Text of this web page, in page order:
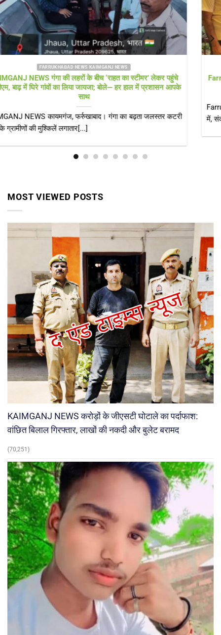
FARRUKHABAD NEWS UTTAR PRADESH
Farrukhabad news बाढ़ राहत शिविर में ‘हेल्थ अलर्ट’! सीएमओ खुद पहुंचे,
डॉक्टरों की टीम और एम्बुलेंस 24 घंटे तैनात
Farrukhabad news डीएम के निरीक्षण के बाद स्वास्थ्य विभाग एक्शन मोड
में, संक्रामक रोगों पर[...]
MOST VIEWED POSTS
KAIMGANJ NEWS करोड़ों के जीएसटी घोटाले का पर्दाफाश:
वांछित बिलाल गिरफ्तार, लाखों की नकदी और बुलेट बरामद
(70,251)